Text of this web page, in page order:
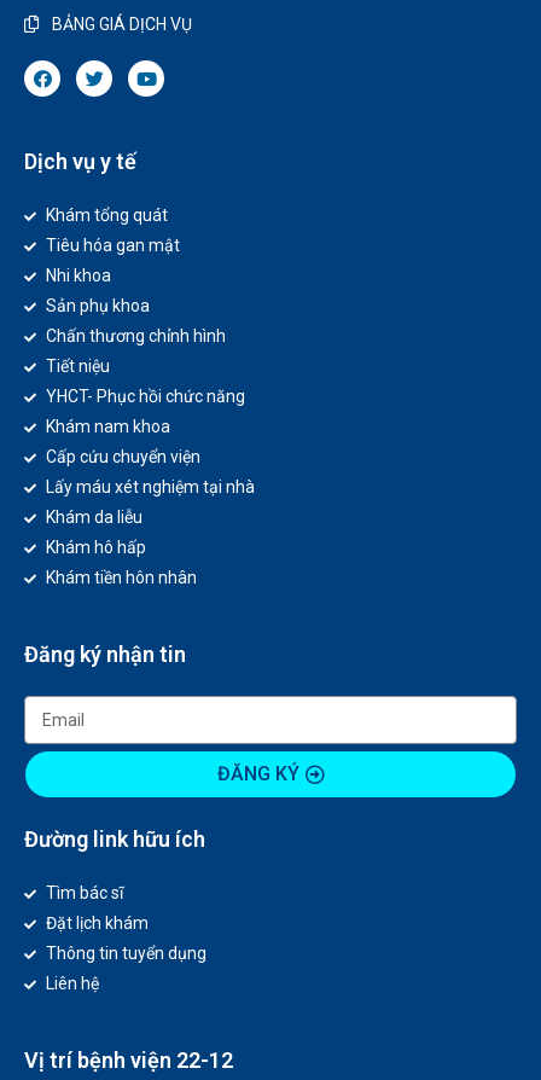
BẢNG GIÁ DỊCH VỤ
Dịch vụ y tế
Khám tổng quát
Tiêu hóa gan mật
Nhi khoa
Sản phụ khoa
Chấn thương chỉnh hình
Tiết niệu
YHCT- Phục hồi chức năng
Khám nam khoa
Cấp cứu chuyển viện
Lấy máu xét nghiệm tại nhà
Khám da liễu
Khám hô hấp
Khám tiền hôn nhân
Đăng ký nhận tin
ĐĂNG KÝ
Đường link hữu ích
Tìm bác sĩ
Đặt lịch khám
Thông tin tuyển dụng
Liên hệ
Vị trí bệnh viện 22-12